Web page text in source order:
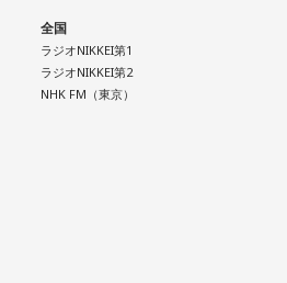
全国
ラジオNIKKEI第1
ラジオNIKKEI第2
NHK FM（東京）